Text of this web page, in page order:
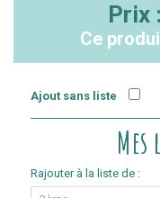
Prix :
Ce
Ajout sans liste
Rajouter à la liste de :